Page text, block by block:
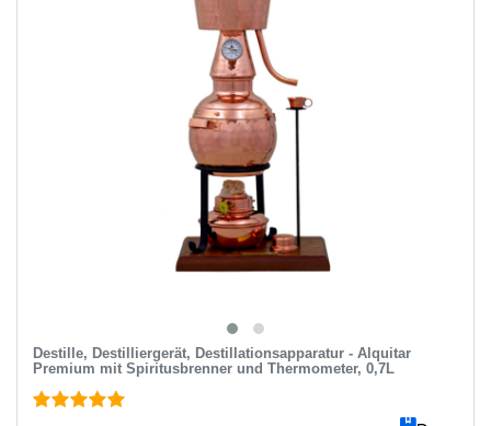
Destille, Destilliergerät, Destillationsapparatur - Alquitar
Premium mit Spiritusbrenner und Thermometer, 0,7L